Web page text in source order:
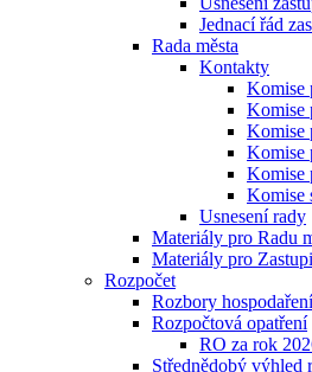
Jednací řád
Rada města
Kontakty
Komise
Komise
Komise
Komise
Komise
Komise
Usnesení rady
Materiály pro Radu
Materiály pro
Rozpočet
Rozbory hospodaření
Rozpočtová opatření
RO za rok
Střednědobý výhled